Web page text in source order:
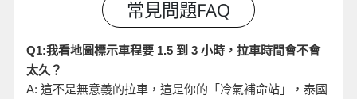
Q1:我看地圖標示車程要 1.5 到 3 小時，拉車時間會不會
太久？
A: 這不是無意義的拉車，這是你的「冷氣補命站」，泰國